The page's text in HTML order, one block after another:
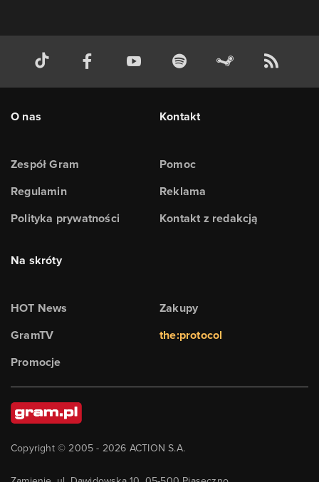
O nas
Zespół Gram
Regulamin
Polityka prywatności
Kontakt
Pomoc
Reklama
Kontakt z redakcją
Na skróty
HOT News
GramTV
Promocje
Zakupy
the:protocol
Copyright © 2005 - 2026 ACTION S.A.